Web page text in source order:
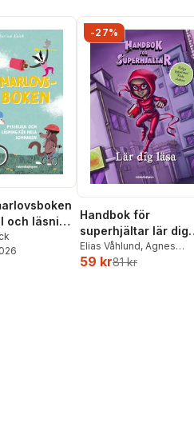
och läsning
-27%
Handbok för
superhjältar lär dig
läsa
Elias Våhlund, Agnes
Våhlund
59 kr81 kr